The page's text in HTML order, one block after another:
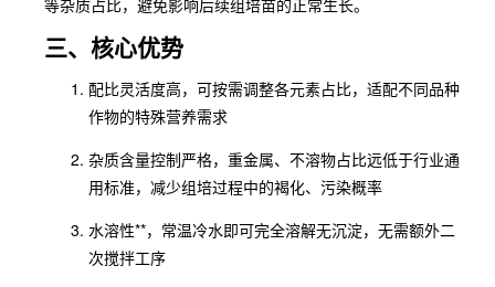
等杂质占比，避免影响后续组培苗的正常生长。
三、核心优势
配比灵活度高，可按需调整各元素占比，适配不同品种
作物的特殊营养需求
杂质含量控制严格，重金属、不溶物占比远低于行业通
用标准，减少组培过程中的褐化、污染概率
水溶性**，常温冷水即可完全溶解无沉淀，无需额外二
次搅拌工序